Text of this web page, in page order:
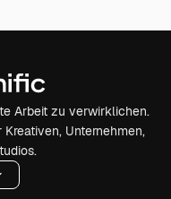
Arbeit zu verwirklichen.
Unternehmen,